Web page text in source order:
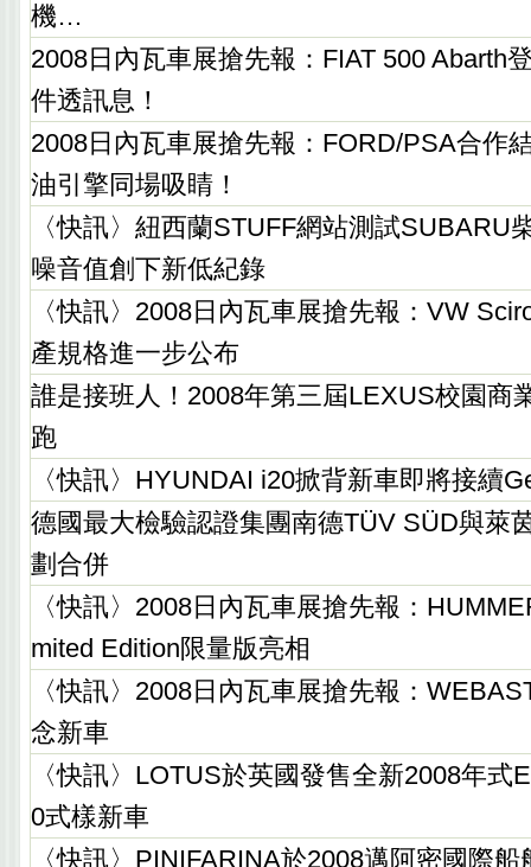
機…
2008日內瓦車展搶先報：FIAT 500 Abarth
件透訊息！
2008日內瓦車展搶先報：FORD/PSA合作
油引擎同場吸睛！
〈快訊〉紐西蘭STUFF網站測試SUBARU
噪音值創下新低紀錄
〈快訊〉2008日內瓦車展搶先報：VW
產規格進一步公布
誰是接班人！2008年第三屆LEXUS校園商
跑
〈快訊〉HYUNDAI i20掀背新車即將接續
德國最大檢驗認證集團南德TÜV SÜD與萊
劃合併
〈快訊〉2008日內瓦車展搶先報：
mited Edition限量版亮相
〈快訊〉2008日內瓦車展搶先報：
念新車
〈快訊〉LOTUS於英國發售全新2008年式
0式樣新車
〈快訊〉PINIFARINA於2008邁阿密國際